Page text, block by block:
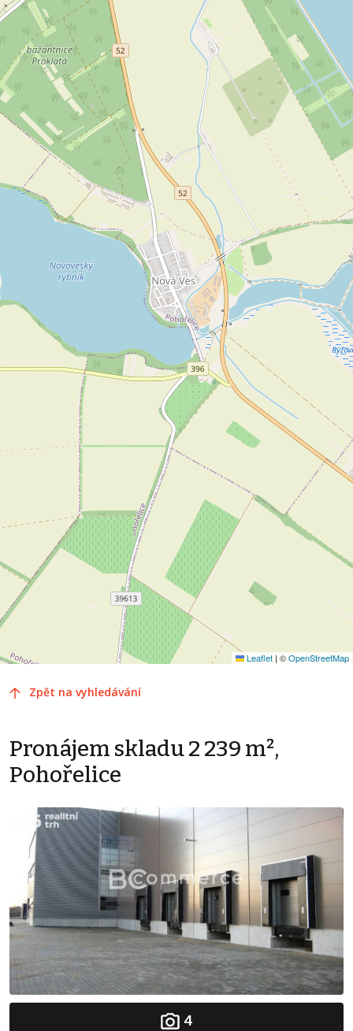
Leaflet | ©OpenStreetMap
Zpět na vyhledávání
Pronájem skladu 2 239 m²,
Pohořelice
4